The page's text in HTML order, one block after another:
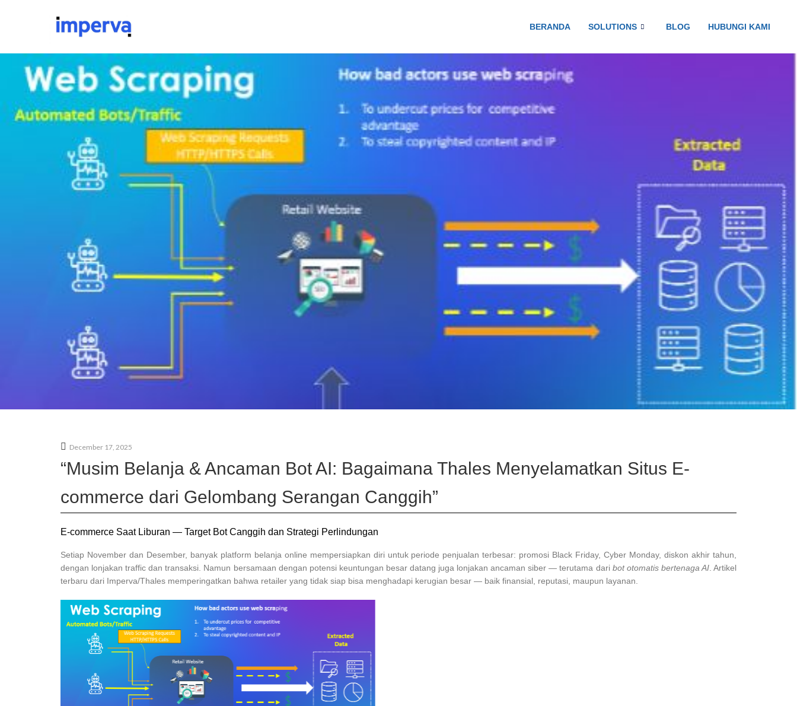
BERANDA SOLUTIONS BLOG HUBUNGI KAMI
December 17, 2025
“Musim Belanja & Ancaman Bot AI: Bagaimana Thales Menyelamatkan Situs E-
commerce dari Gelombang Serangan Canggih”
E-commerce Saat Liburan — Target Bot Canggih dan Strategi Perlindungan
Setiap November dan Desember, banyak platform belanja online mempersiapkan diri untuk periode penjualan terbesar: promosi Black Friday, Cyber Monday, diskon akhir tahun,
dengan lonjakan traffic dan transaksi. Namun bersamaan dengan potensi keuntungan besar datang juga lonjakan ancaman siber — terutama dari bot otomatis bertenaga AI. Artikel
terbaru dari Imperva/Thales memperingatkan bahwa retailer yang tidak siap bisa menghadapi kerugian besar — baik finansial, reputasi, maupun layanan.